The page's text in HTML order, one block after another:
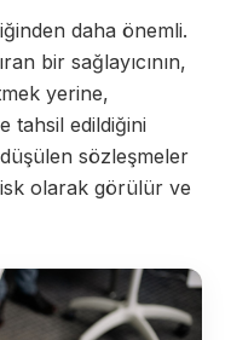
daha önemli.
bir sağlayıcının,
yerine,
tahsil edildiğini
sözleşmeler
olarak görülür ve